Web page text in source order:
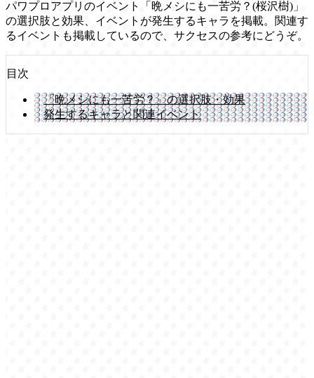
パワプロアプリのイベント「晩メシにも一苦労？(桜沢樹)」
の選択肢と効果、イベントが発生するキャラを掲載。関連す
るイベントも掲載しているので、サクセスの参考にどうぞ。
目次
「晩メシにも一苦労？」の選択肢・効果
発生するキャラと関連イベント